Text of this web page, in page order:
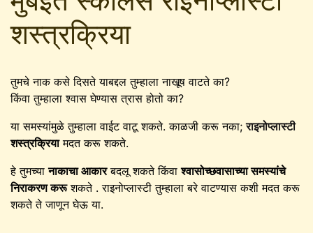
शस्त्रक्रिया
तुमचे नाक कसे दिसते याबद्दल तुम्हाला नाखूष वाटते का?
किंवा तुम्हाला श्वास घेण्यास त्रास होतो का?
या समस्यांमुळे तुम्हाला वाईट वाटू शकते. काळजी करू नका;राइनोप्लास्टी
शस्त्रक्रियामदत करू शकते.
हे तुमच्यानाकाचा आकारबदलू शकते किंवाश्वासोच्छवासाच्या समस्यांचे
निराकरण करूशकते . राइनोप्लास्टी तुम्हाला बरे वाटण्यास कशी मदत करू
शकते ते जाणून घेऊ या.